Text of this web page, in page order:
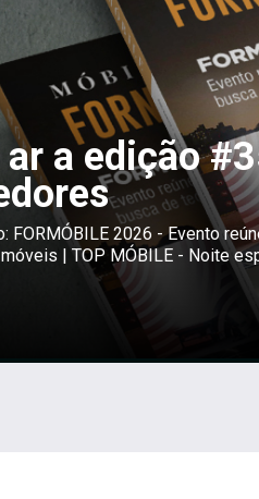
ar a edição
FORMÓBILE 2026 - Evento
| TOP MÓBILE - Noite